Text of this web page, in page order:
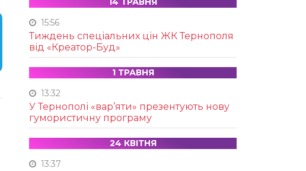
15:56
Тиждень спеціальних цін ЖК Тернополя
від «Креатор-Буд»
1 ТРАВНЯ
13:32
У Тернополі «вар’яти» презентують нову
гумористичну програму
24 КВІТНЯ
13:37